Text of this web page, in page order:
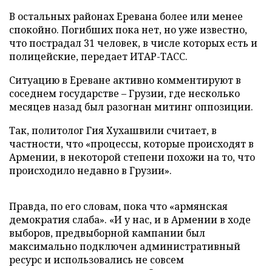
В остальных районах Еревана более или менее
спокойно. Погибших пока нет, но уже известно,
что пострадал 31 человек, в числе которых есть и
полицейские, передает ИТАР-ТАСС.
Ситуацию в Ереване активно комментируют в
соседнем государстве – Грузии, где несколько
месяцев назад был разогнан митинг оппозиции.
Так, политолог Гия Хухашвили считает, в
частности, что «процессы, которые происходят в
Армении, в некоторой степени похожи на то, что
происходило недавно в Грузии».
Правда, по его словам, пока что «армянская
демократия слаба». «И у нас, и в Армении в ходе
выборов, предвыборной кампании был
максимально подключен административный
ресурс и использовались не совсем